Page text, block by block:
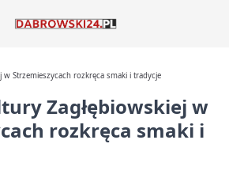
w Strzemieszycach rozkręca smaki i tradycje
Zagłębiowskiej w
rozkręca smaki i